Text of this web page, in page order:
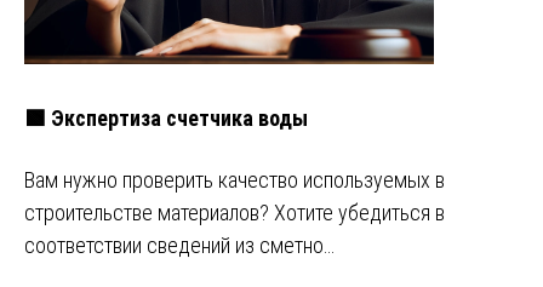
🟩 Экспертиза счетчика воды
Вам нужно проверить качество используемых в
строительстве материалов? Хотите убедиться в
соответствии сведений из сметно…